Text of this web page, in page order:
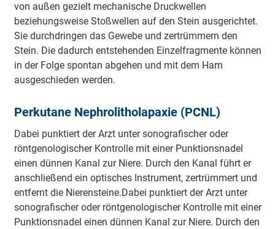
von außen gezielt mechanische Druckwellen
beziehungsweise Stoßwellen auf den Stein ausgerichtet.
Sie durchdringen das Gewebe und zertrümmern den
Stein. Die dadurch entstehenden Einzelfragmente können
in der Folge spontan abgehen und mit dem Harn
ausgeschieden werden.
Perkutane Nephrolitholapaxie (PCNL)
Dabei punktiert der Arzt unter sonografischer oder
röntgenologischer Kontrolle mit einer Punktionsnadel
einen dünnen Kanal zur Niere. Durch den Kanal führt er
anschließend ein optisches Instrument, zertrümmert und
entfernt die Nierensteine.Dabei punktiert der Arzt unter
sonografischer oder röntgenologischer Kontrolle mit einer
Punktionsnadel einen dünnen Kanal zur Niere. Durch den